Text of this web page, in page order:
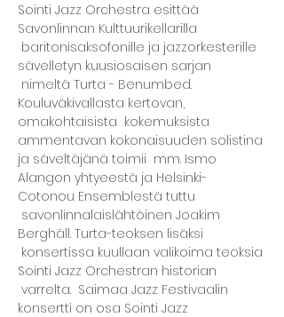
Sointi Jazz Orchestra esittää
Savonlinnan Kulttuurikellarilla
baritonisaksofonille ja jazzorkesterille
sävelletyn kuusiosaisen sarjan
nimeltä Turta - Benumbed.
Kouluväkivallasta kertovan,
omakohtaisista  kokemuksista
ammentavan kokonaisuuden solistina
ja säveltäjänä toimii  mm. Ismo
Alangon yhtyeestä ja Helsinki-
Cotonou Ensemblestä tuttu
savonlinnalaislähtöinen Joakim
Berghäll. Turta-teoksen lisäksi
konsertissa kuullaan valikoima teoksia
Sointi Jazz Orchestran historian
varrelta.  Saimaa Jazz Festivaalin
konsertti on osa Sointi Jazz